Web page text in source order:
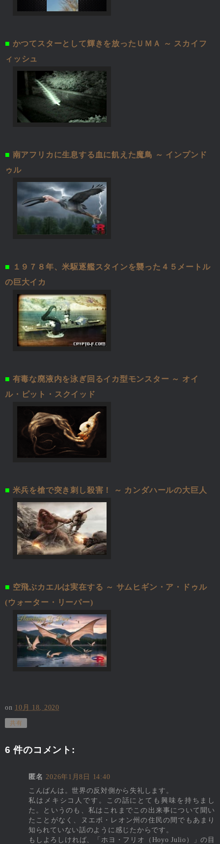
■ かつてスターとして輝きを放ったＵＭＡ ～ スカイフ
ィッシュ
■ 南アフリカに生息する血に飢えた魔鳥 ～ インプンド
ゥル
■
１９７８年、米駆逐艦スタインを襲った４５メートル
の巨大イカ
■ 有毒な廃液内を泳ぎ回るイカ型モンスター ～ オイ
ル・ピット・スクイッド
■ 米兵を槍で突き刺し殺害！ ～ カンダハールの大巨人
■ 空飛ぶカエルは実在する ～ サムヒギン・ア・ドゥル
(ウォーター・リーパー)
on 10月 18, 2020
共有
6 件のコメント:
匿名 2026年1月8日 14:40
こんばんは。世界の反対側から失礼します。
私はメキシコ人です。この話にとても興味を持ちまし
た。というのも、私はこれまでこの出来事について聞い
たことがなく、ヌエボ・レオン州の住民の間でもあまり
知られていない話のように感じたからです。
もしよろしければ、「ホヨ・フリオ（Hoyo Julio）」の目